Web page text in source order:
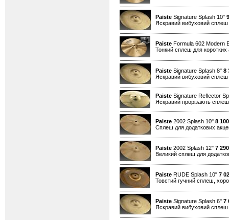
Paiste Signature Splash 10"
Яскравий вибуховий сплеш
Paiste Formula 602 Modern
Тонкий сплеш для коротких
Paiste Signature Splash 8" 8
Яскравий вибуховий сплеш
Paiste Signature Reflector
Яскравий прорізають
Paiste 2002 Splash 10" 8 100
Cплеш для додаткових
Paiste 2002 Splash 12" 7 290
Великий сплеш для
Paiste RUDE Splash 10" 7
Товстий гучний сплеш,
Paiste Signature Splash 6" 7
Яскравий вибуховий сплеш